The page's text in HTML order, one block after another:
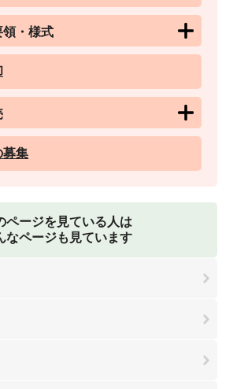
領・様式
募集
ページを見ている人は
なページも見ています